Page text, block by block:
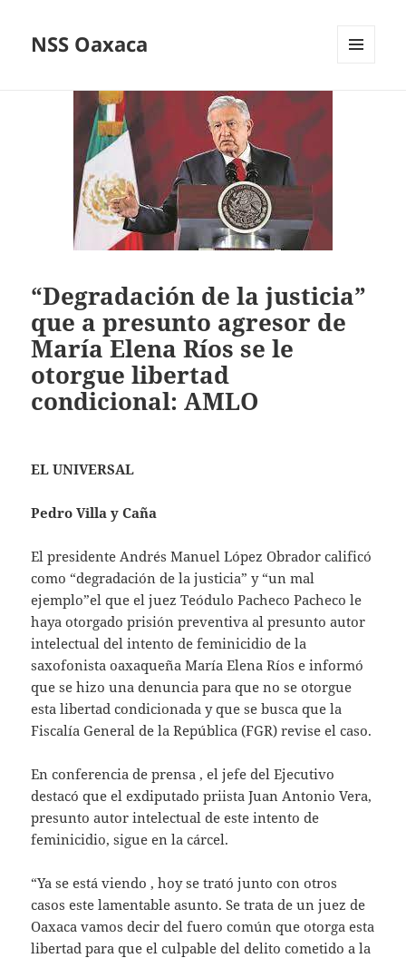
NSS Oaxaca
“Degradación de la justicia”
que a presunto agresor de
María Elena Ríos se le
otorgue libertad
condicional: AMLO
EL UNIVERSAL
Pedro Villa y Caña
El presidente Andrés Manuel López Obrador calificó
como “degradación de la justicia” y “un mal
ejemplo”el que el juez Teódulo Pacheco Pacheco le
haya otorgado prisión preventiva al presunto autor
intelectual del intento de feminicidio de la
saxofonista oaxaqueña María Elena Ríos e informó
que se hizo una denuncia para que no se otorgue
esta libertad condicionada y que se busca que la
Fiscalía General de la República (FGR) revise el caso.
En conferencia de prensa , el jefe del Ejecutivo
destacó que el exdiputado priista Juan Antonio Vera,
presunto autor intelectual de este intento de
feminicidio, sigue en la cárcel.
“Ya se está viendo , hoy se trató junto con otros
casos este lamentable asunto. Se trata de un juez de
Oaxaca vamos decir del fuero común que otorga esta
libertad para que el culpable del delito cometido a la